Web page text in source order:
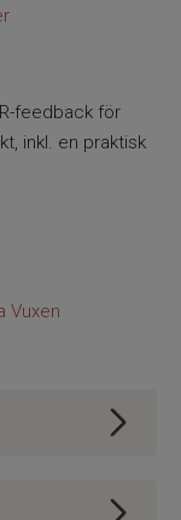
feedback för
inkl. en praktisk
Vuxen
och